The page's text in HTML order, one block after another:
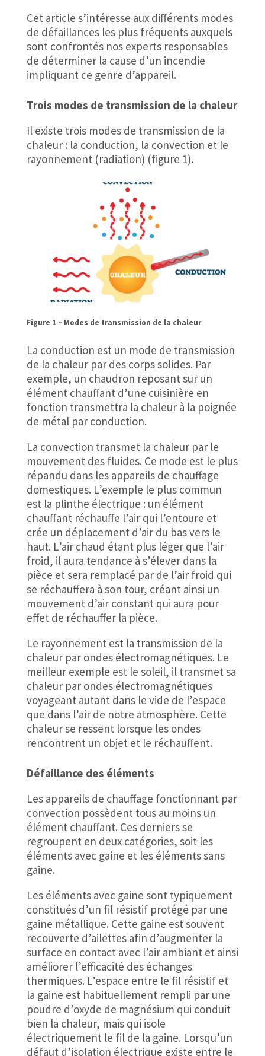
Cet article s’intéresse aux différents modes
de défaillances les plus fréquents auxquels
sont confrontés nos experts responsables
de déterminer la cause d’un incendie
impliquant ce genre d’appareil.
Trois modes de transmission de la chaleur
Il existe trois modes de transmission de la
chaleur : la conduction, la convection et le
rayonnement (radiation) (figure 1).
Figure 1 – Modes de transmission de la chaleur
La conduction est un mode de transmission
de la chaleur par des corps solides. Par
exemple, un chaudron reposant sur un
élément chauffant d’une cuisinière en
fonction transmettra la chaleur à la poignée
de métal par conduction.
La convection transmet la chaleur par le
mouvement des fluides. Ce mode est le plus
répandu dans les appareils de chauffage
domestiques. L’exemple le plus commun
est la plinthe électrique : un élément
chauffant réchauffe l’air qui l’entoure et
crée un déplacement d’air du bas vers le
haut. L’air chaud étant plus léger que l’air
froid, il aura tendance à s’élever dans la
pièce et sera remplacé par de l’air froid qui
se réchauffera à son tour, créant ainsi un
mouvement d’air constant qui aura pour
effet de réchauffer la pièce.
Le rayonnement est la transmission de la
chaleur par ondes électromagnétiques. Le
meilleur exemple est le soleil, il transmet sa
chaleur par ondes électromagnétiques
voyageant autant dans le vide de l’espace
que dans l’air de notre atmosphère. Cette
chaleur se ressent lorsque les ondes
rencontrent un objet et le réchauffent.
Défaillance des éléments
Les appareils de chauffage fonctionnant par
convection possèdent tous au moins un
élément chauffant. Ces derniers se
regroupent en deux catégories, soit les
éléments avec gaine et les éléments sans
gaine.
Les éléments avec gaine sont typiquement
constitués d’un fil résistif protégé par une
gaine métallique. Cette gaine est souvent
recouverte d’ailettes afin d’augmenter la
surface en contact avec l’air ambiant et ainsi
améliorer l’efficacité des échanges
thermiques. L’espace entre le fil résistif et
la gaine est habituellement rempli par une
poudre d’oxyde de magnésium qui conduit
bien la chaleur, mais qui isole
électriquement le fil de la gaine. Lorsqu’un
défaut d’isolation électrique existe entre le